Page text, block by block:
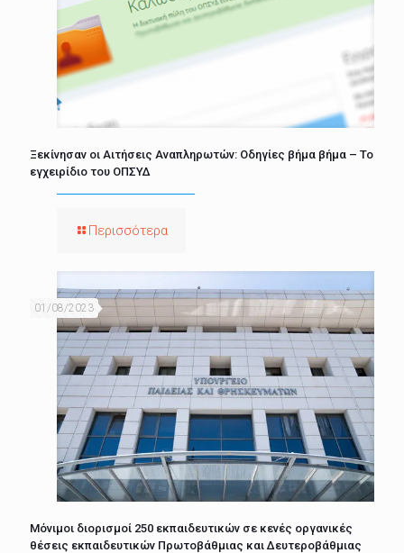
Ξεκίνησαν οι Αιτήσεις Αναπληρωτών: Οδηγίες βήμα βήμα – Το
εγχειρίδιο του ΟΠΣΥΔ
Περισσότερα
01/08/2023
Μόνιμοι διορισμοί 250 εκπαιδευτικών σε κενές οργανικές
θέσεις εκπαιδευτικών Πρωτοβάθμιας και Δευτεροβάθμιας